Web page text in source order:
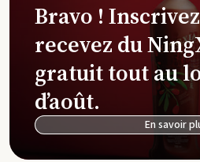
Bravo !
recevez du
gratuit tout au
d’août.
En savoir